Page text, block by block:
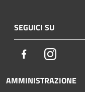
SEGUICI SU
FacebookInstagram
AMMINISTRAZIONE